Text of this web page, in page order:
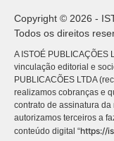
Copyright © 2026 -
Todos os direitos
A ISTOÉ PUBLICAÇÕES
vinculação editorial e
PUBLICACÕES LTDA
realizamos cobranças e
contrato de assinatura
autorizamos terceiros a
conteúdo digital “https://